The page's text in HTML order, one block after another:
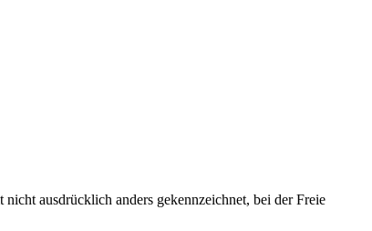
ausdrücklich anders gekennzeichnet, bei der Freie